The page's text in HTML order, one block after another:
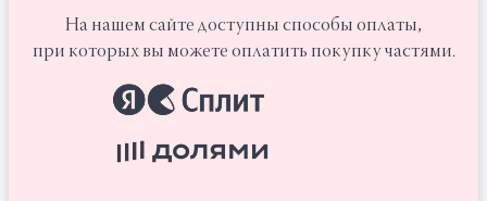
На нашем сайте доступны способы оплаты,
при которых вы можете оплатить покупку частями.